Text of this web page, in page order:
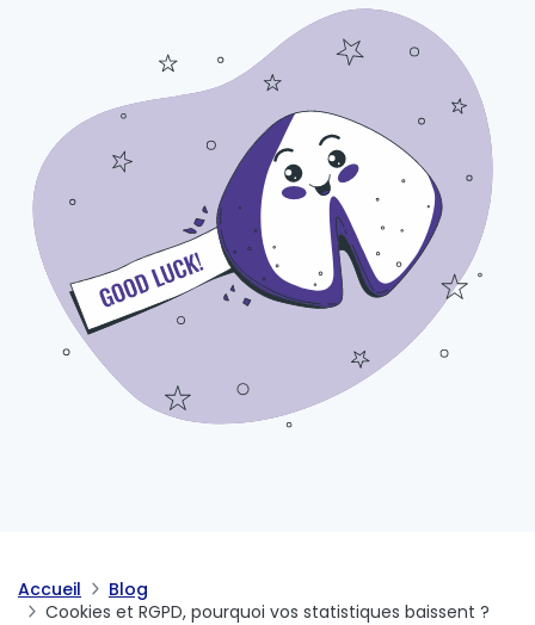
Accueil
Blog
Cookies et RGPD, pourquoi vos statistiques baissent ?